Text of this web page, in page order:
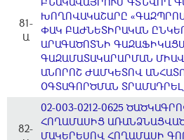
81-
Ա
ԽՈՂՈՎԱԿԱՇԱՐԸ
ՓԱԿ ԲԱԺՆԵՏԻՐԱԿԱՆ
ԱՐԱԳԱԾՈՏՆԻ
ԳԱԶԱՄԱՏԱԿԱՐԱՐՄԱՆ
ԱՆՈՐՈՇ ԺԱՄԿԵՏՈՎ
ՕԳՏԱԳՈՐԾՄԱՆ
82-
02-003-0212-0625
ՀՈՂԱՄԱՍԻՑ ԱՌԱՆՁՆԱՑՎԱԾ
ՄԱԿԵՐԵՍՈՎ ՀՈՂԱՄԱՍԻ